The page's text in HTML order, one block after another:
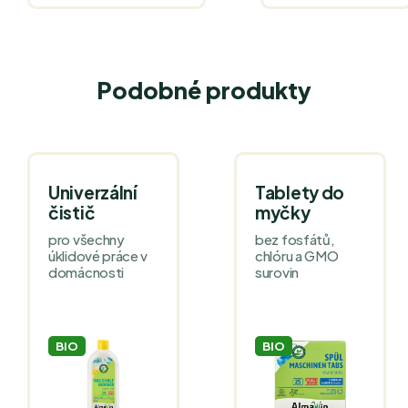
Podobné produkty
Univerzální
čistič
pro všechny
úklidové práce v
domácnosti
BIO
Tablety do
myčky
bez fosfátů,
chlóru a GMO
surovin
BIO